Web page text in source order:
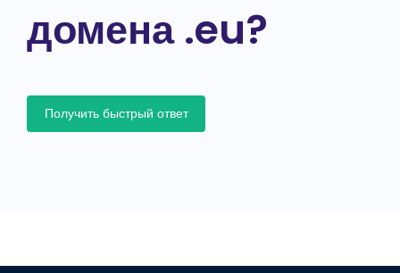
домена .eu?
Получить быстрый ответ